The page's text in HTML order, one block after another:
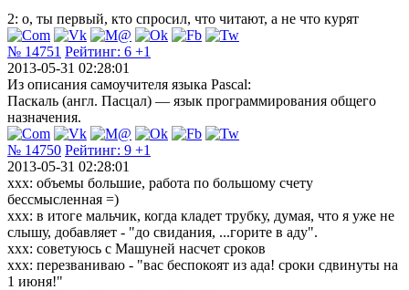
2: о, ты первый, кто спросил, что читают, а не что курят
№ 14751 Рейтинг: 6 +1
2013-05-31 02:28:01
Из описания самоучителя языка Pascal:
Паскаль (англ. Пасцал) — язык программирования общего
назначения.
№ 14750 Рейтинг: 9 +1
2013-05-31 02:28:01
xxx: объемы большие, работа по большому счету
бессмысленная =)
xxx: в итоге мальчик, когда кладет трубку, думая, что я уже не
слышу, добавляет - "до свидания, ...горите в аду".
xxx: советуюсь с Машуней насчет сроков
xxx: перезваниваю - "вас беспокоят из ада! сроки сдвинуты на
1 июня!"